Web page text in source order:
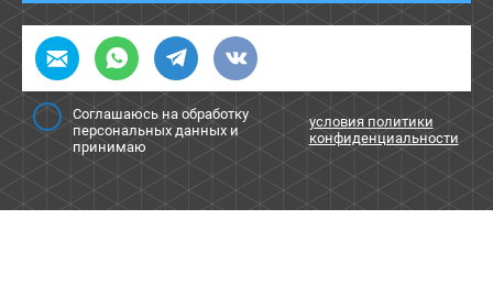
Соглашаюсь на обработку
персональных данных и
принимаю
условия политики
конфиденциальности